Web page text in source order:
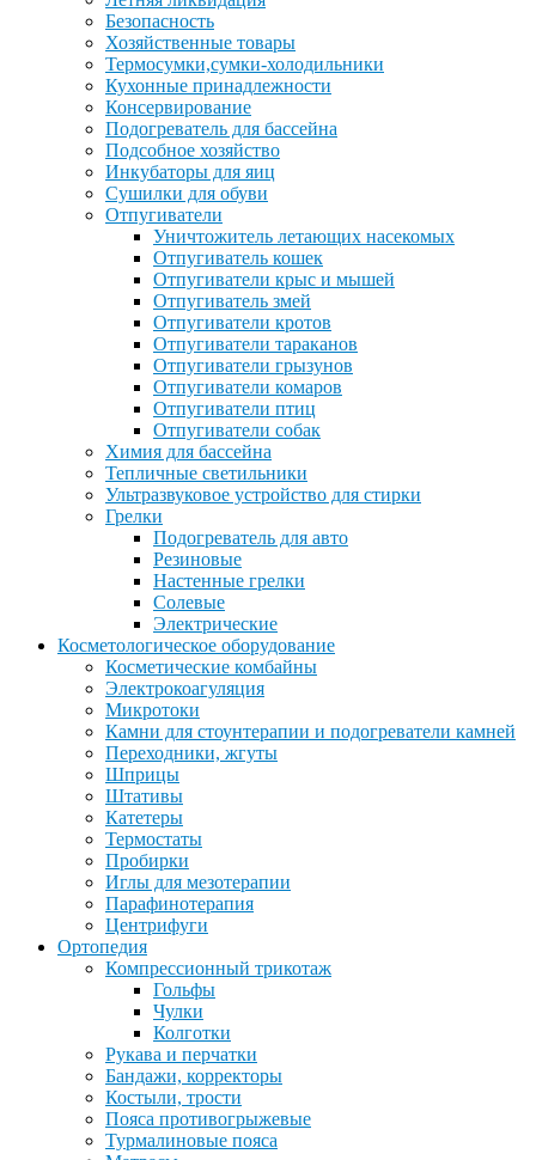
Безопасность
Хозяйственные товары
Термосумки,сумки-холодильники
Кухонные принадлежности
Консервирование
Подогреватель для бассейна
Подсобное хозяйство
Инкубаторы для яиц
Сушилки для обуви
Отпугиватели
Уничтожитель летающих насекомых
Отпугиватель кошек
Отпугиватели крыс и мышей
Отпугиватель змей
Отпугиватели кротов
Отпугиватели тараканов
Отпугиватели грызунов
Отпугиватели комаров
Отпугиватели птиц
Отпугиватели собак
Химия для бассейна
Тепличные светильники
Ультразвуковое устройство для стирки
Грелки
Подогреватель для авто
Резиновые
Настенные грелки
Солевые
Электрические
Косметологическое оборудование
Косметические комбайны
Электрокоагуляция
Микротоки
Камни для стоунтерапии и подогреватели камней
Переходники, жгуты
Шприцы
Штативы
Катетеры
Термостаты
Пробирки
Иглы для мезотерапии
Парафинотерапия
Центрифуги
Ортопедия
Компрессионный трикотаж
Гольфы
Чулки
Колготки
Рукава и перчатки
Бандажи, корректоры
Костыли, трости
Пояса противогрыжевые
Турмалиновые пояса